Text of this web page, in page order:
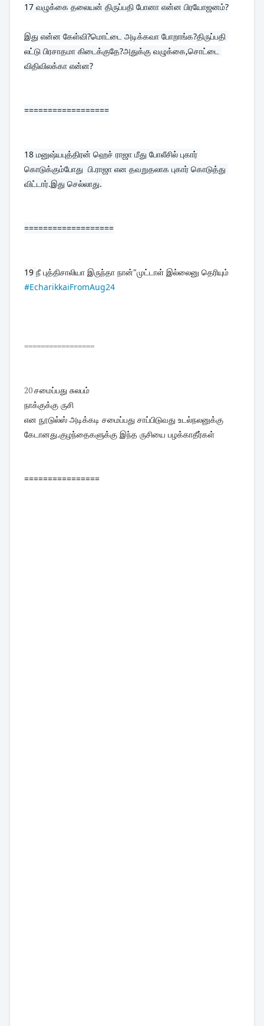
17 வழுக்கை தலையன் திருப்பதி போனா என்ன பிரயோஜனம்?
இது என்ன கேள்வி?மொட்டை அடிக்கவா போறாங்க?திருப்பதி
லட்டு பிரசாதமா கிடைக்குதே?அதுக்கு வழுக்கை,சொட்டை
விதிவிலக்கா என்ன?
==================
18 மனுஷ்யபுத்திரன் ஹெச் ராஜா மீது போலீசில் புகார்
கொடுக்கும்போது  பி.ராஜா என தவறுதலாக புகார் கொடுத்து
விட்டார்.இது செல்லாது.
===================
19
#EcharikkaiFromAug24
=================
20சமைப்பது சுலபம்
நாக்குக்கு ருசி
என நூடுல்ஸ் அடிக்கடி சமைப்பது சாப்பிடுவது உடல்நலனுக்கு
கேடானது.குழந்தைகளுக்கு இந்த ருசியை பழக்காதீர்கள்
================